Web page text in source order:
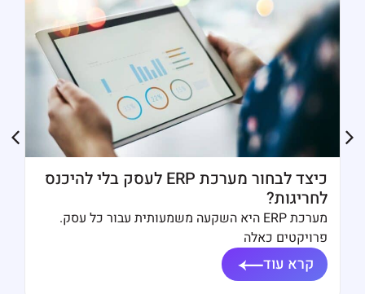
כיצד לבחור מערכת ERP לעסק בלי להיכנס
לחריגות?
מערכת ERP היא השקעה משמעותית עבור כל עסק.
פרויקטים כאלה
קרא עוד